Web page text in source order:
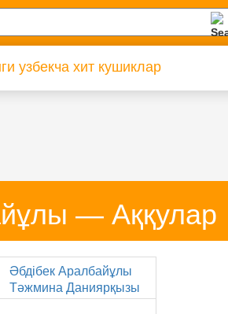
узбекча хит кушиклар
— Аққулар
Әбдібек Аралбайұлы
Тәжмина Даниярқызы